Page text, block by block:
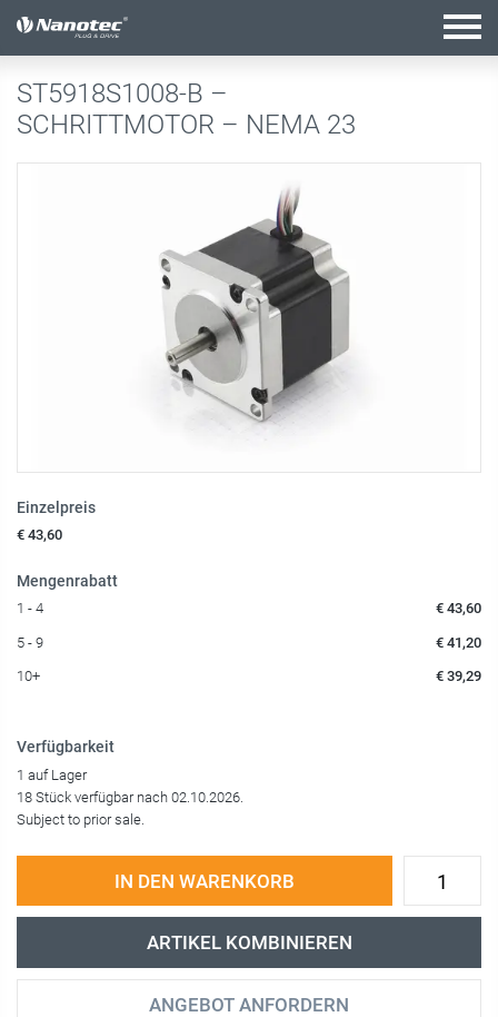
Aktive Kombination
ST5918S1008-B –
SCHRITTMOTOR – NEMA 23
Einzelpreis
€ 43,60
Mengenrabatt
1 - 4 € 43,60
5 - 9 € 41,20
10+ € 39,29
Verfügbarkeit
1 auf Lager
18 Stück verfügbar nach 02.10.2026.
Subject to prior sale.
IN DEN WARENKORB
ARTIKEL KOMBINIEREN
ANGEBOT ANFORDERN